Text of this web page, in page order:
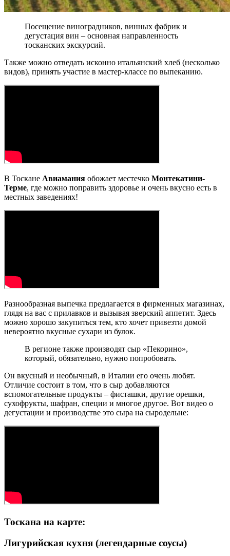
Посещение виноградников, винных фабрик и
дегустация вин – основная направленность
тосканских экскурсий.
Также можно отведать исконно итальянский хлеб (несколько
видов), принять участие в мастер-классе по выпеканию.
В Тоскане Авиамания обожает местечко Монтекатини-
Терме, где можно поправить здоровье и очень вкусно есть в
местных заведениях!
Разнообразная выпечка предлагается в фирменных магазинах,
глядя на вас с прилавков и вызывая зверский аппетит. Здесь
можно хорошо закупиться тем, кто хочет привезти домой
невероятно вкусные сухари из булок.
В регионе также производят сыр «Пекорино»,
который, обязательно, нужно попробовать.
Он вкусный и необычный, в Италии его очень любят.
Отличие состоит в том, что в сыр добавляются
вспомогательные продукты – фисташки, другие орешки,
сухофрукты, шафран, специи и многое другое. Вот видео о
дегустации и производстве это сыра на сыродельне:
Тоскана на карте:
Лигурийская кухня (легендарные соусы)